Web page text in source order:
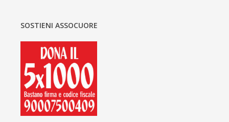
SOSTIENI ASSOCUORE